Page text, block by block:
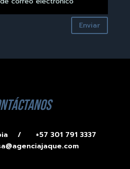
Enviar
/
+57 301 791 3337